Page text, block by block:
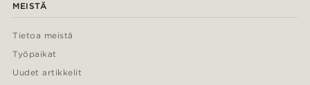
MEISTÄ
Tietoa meistä
Työpaikat
Uudet artikkelit